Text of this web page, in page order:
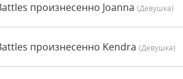
произнесенно Joanna (девушка)
произнесенно Kendra (девушка)